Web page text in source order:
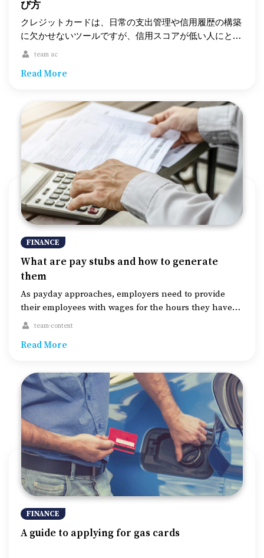
多いです。これらの貸し手は、最新の技術を活用して多
様なデータをもとに審査を行います。 – スピードと利便
性: 申し込みが簡単で、迅速に資金が振り込まれること
が多いです。 – 柔軟な信用評価: 信用スコアが低い人や
高い金利: リスクが高いため、金利が伝統的なローンよ
融資 P2P融資は、個人間での資金貸借を仲介するプラッ
トフォームを通じて行われます。複数の投資家がリスク
を分散するため、審査が比較的緩やかです。 – 多様なロ
ーンオプション: さまざまな金額や条件のローンを提供
しています。 – 代替信用評価: クレジットスコア以外の
要素（例: SNS活動や学歴など）を考慮する場合があり
ます。 – 手数料の確認: プラットフォーム手数料が発生
することがあるので、全体的なコストに注意が必要で
す。 3. 信用金庫・信用組合 信用金庫や信用組合は、会
員制の金融機関であり、地域密着型のサービスを提供し
ています。審査基準が柔軟で、パーソナライズされたサ
ービスを受けることができる場合があります。 – 地域密
着型のサービス: 特定の地域やグループに特化した柔軟
な融資ポリシーを持っています。 – 競争力のある金利:
非営利組織であるため、金利が低く、手数料も抑えられ
ています。 – 会員資格: 融資を受けるためには会員資格
が必要で、一定の基準を満たす必要があります。 4. 担
どの資産を担保にすることで、審査が緩やかになるケー
手にとってのリスクが低く、承認されやすいです。 – 低
金利: 担保があるため、無担保ローンに比べて金利が低
くなります。 – 担保のリスク: 返済が滞ると担保が差し
押さえられるリスクがあります。 5. 短期融資（ペイデ
イローン） […]
び方
クレジットカードは、日常の支出管理や信用履歴の構築
に欠かせないツールですが、信用スコアが低い人にとっ
てはカードを取得することが難しい場合があります。こ
ットカードの選択肢について、担保付きクレジットカー
上に役立つ代替オプションを紹介します。 信用スコア
が低いとは？ まず、「信用スコアが低い」とはどうい
うことかを理解しましょう。信用スコアは、通常300か
ら850の範囲で評価され、580未満は一般的に信用スコア
が低いと見なされます。信用スコアが低い原因には、支
払いの遅延、過度な借入残高、破産履歴などがありま
す。信用スコアが低いとクレジットカードの申請が難し
くなりますが、それでも利用できるカードオプションが
いくつかあります。 担保付きクレジットカード 信用ス
コアが低い人にとって、担保付きクレジットカードは最
適な選択肢の一つです。このカードは、信用限度額を担
保付きクレジットカードには、通常2万〜5万円の預け入
れが必要です。この預け入れがそのまま信用限度額にな
ります。預け入れがあるため、発行元にとってリスクが
低くなり、信用スコアが低い人でもカードを持つことが
できます。 2. 利点: – 信用の構築: 支払いは信用情報機関
善できます。 – 承認率: 無担保カードと比べて承認され
間、適切に利用すれば無担保カードに移行できる場合が
あります。 3. 考慮点: – 手数料: 年会費や延滞料がかかる
ことがあり、注意が必要です。 – 高い金利: 金利が高く
設定されていることが多いため、毎月残高を全額支払う
ことが推奨されます。 無担保クレジットカード 無担保
クレジットカードは預け入れを必要としないため、より
手軽に感じられますが、承認基準が厳しく、手数料や金
利が高い場合があります。 1. 特徴: – 保証金不要: 預け入
れを必要とせず、手軽に申し込めます。 – 信用の向上:
支払い状況が信用情報機関に報告されるため、信用スコ
アの改善に役立ちます。 2. 課題: – 手数料が高い: 年会費
や月々の維持費が高く設定されていることが多いです。
– 低い限度額: 当初の限度額が低く設定されることが多
team ac
Read More
FINANCE
What are pay stubs and how to generate
them
As payday approaches, employers need to provide
their employees with wages for the hours they have
worked through the month. In addition, one can
one, which provides a detailed breakdown of payroll
markings on tax withholdings, […]
team-content
Read More
FINANCE
A guide to applying for gas cards